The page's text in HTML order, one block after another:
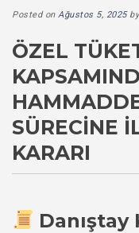
Posted on Ağustos 5, 2025
ÖZEL
SÜRECINE
KARARI
Danıştay